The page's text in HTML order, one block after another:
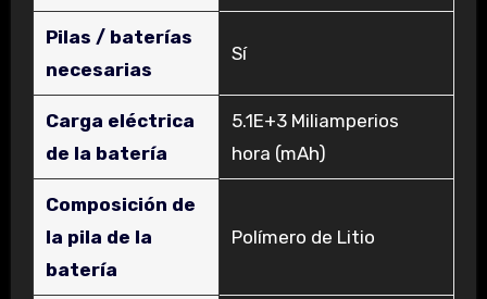
Pilas / baterías
necesarias
‎Sí
Carga eléctrica
de la batería
‎5.1E+3 Miliamperios
hora (mAh)
Composición de
la pila de la
batería
‎Polímero de Litio